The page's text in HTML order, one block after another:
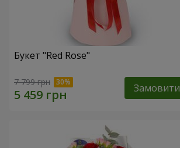
Букет "Red Rose"
7 799 грн Замовити